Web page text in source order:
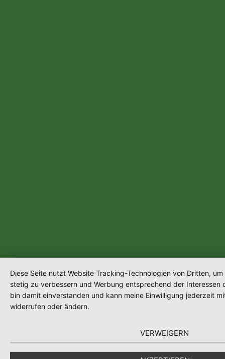
Diese Seite nutzt Website Tracking-Technologien von Dritten,
stetig zu verbessern und Werbung entsprechend der Interessen
bin damit einverstanden und kann meine Einwilligung jederzeit
widerrufen oder ändern.
VERWEIGERN